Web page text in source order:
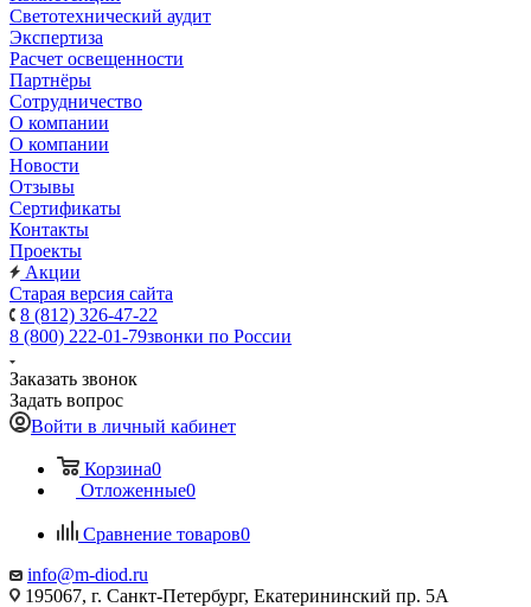
Светотехнический аудит
Экспертиза
Расчет освещенности
Партнёры
Cотрудничество
О компании
О компании
Новости
Отзывы
Сертификаты
Контакты
Проекты
Акции
Старая версия сайта
8 (812) 326-47-22
8 (800) 222-01-79звонки по России
Заказать звонок
Задать вопрос
Войти в личный кабинет
Корзина0
Отложенные0
Сравнение товаров0
info@m-diod.ru
195067, г. Санкт-Петербург, Екатерининский пр. 5А